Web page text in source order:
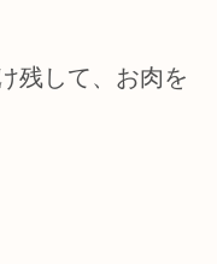
残して、お肉を